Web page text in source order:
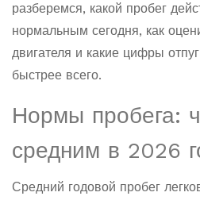
разберемся, какой пробег
нормальным сегодня, как
двигателя и какие цифры
быстрее всего.
Нормы пробега:
средним в 2026
Средний годовой пробег